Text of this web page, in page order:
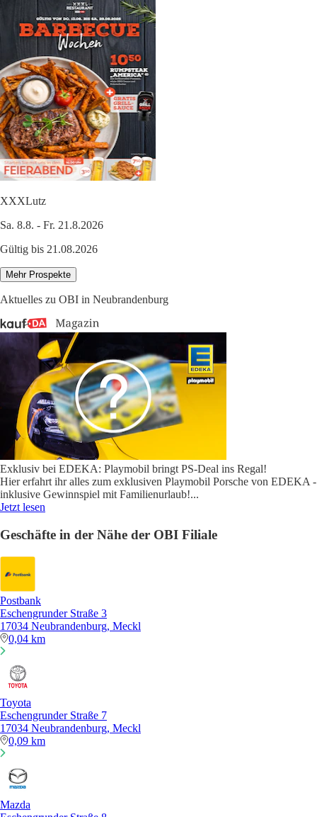
XXXLutz
Sa. 8.8. - Fr. 21.8.2026
Gültig bis 21.08.2026
Mehr Prospekte
Aktuelles zu OBI in Neubrandenburg
Exklusiv bei EDEKA: Playmobil bringt PS-Deal ins Regal!
Hier erfahrt ihr alles zum exklusiven Playmobil Porsche von EDEKA -
inklusive Gewinnspiel mit Familienurlaub!...
Jetzt lesen
Geschäfte in der Nähe der OBI Filiale
Postbank
Eschengrunder Straße 3
17034 Neubrandenburg, Meckl
0,04 km
Toyota
Eschengrunder Straße 7
17034 Neubrandenburg, Meckl
0,09 km
Mazda